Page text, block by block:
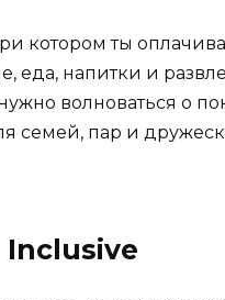
котором ты
еда, напитки и
волноваться о
семей, пар и
Inclusive